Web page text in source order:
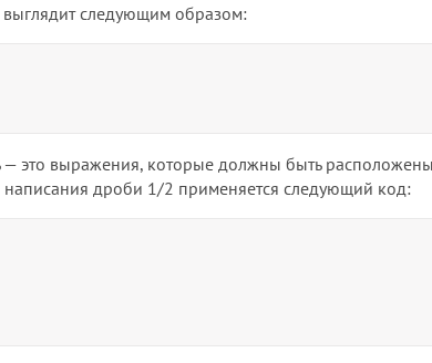
выглядит следующим образом:
— это выражения, которые должны быть
написания дроби 1/2 применяется следующий код: